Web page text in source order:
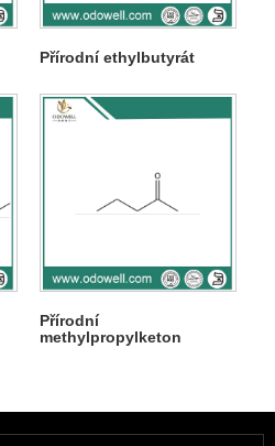
Přírodní ethylbutyrát
Přírodní
methylpropylketon